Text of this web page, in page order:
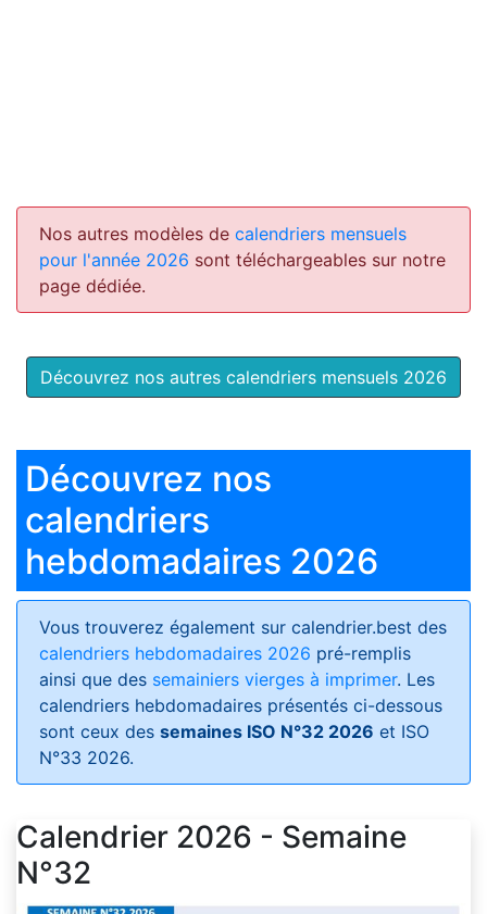
Nos autres modèles de calendriers mensuels
pour l'année 2026 sont téléchargeables sur notre
page dédiée.
Découvrez nos autres calendriers mensuels 2026
Découvrez nos
calendriers
hebdomadaires 2026
Vous trouverez également sur calendrier.best des
calendriers hebdomadaires 2026 pré-remplis
ainsi que des semainiers vierges à imprimer. Les
calendriers hebdomadaires présentés ci-dessous
sont ceux des semaines ISO N°32 2026 et ISO
N°33 2026.
Calendrier 2026 - Semaine
N°32